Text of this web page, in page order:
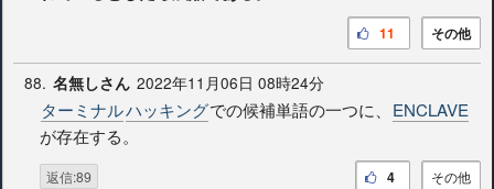
その他
11
88. 名無しさん 2022年11月06日 08時24分
ターミナルハッキングでの候補単語の一つに、 ENCLAVE
が存在する。
返信:89 その他
4